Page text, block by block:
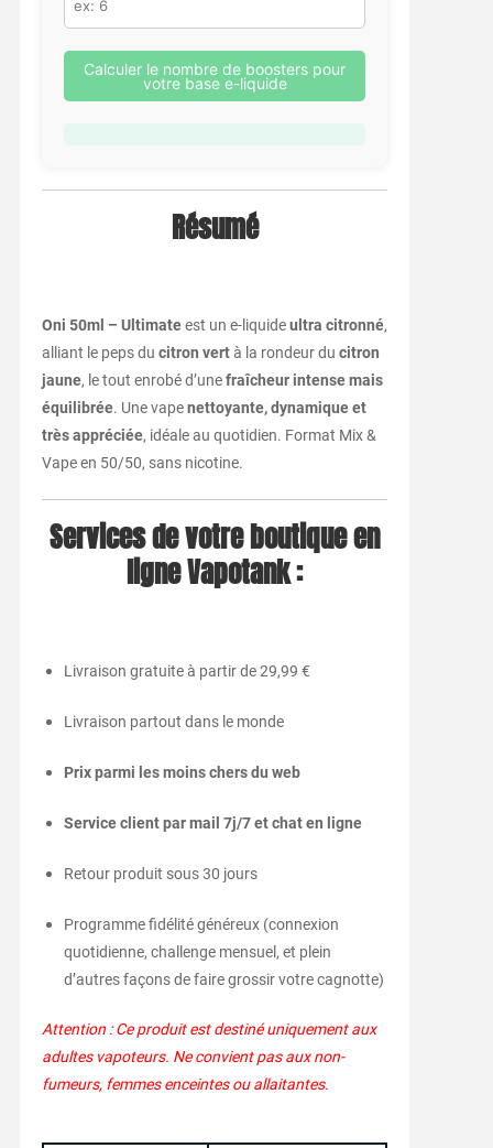
Calculer le nombre de boosters pour
votre base e-liquide
Résumé
Oni 50ml – Ultimateest un e-liquideultra citronné,
alliant le peps du citron vertà la rondeur du citron
jaune, le tout enrobé d’unefraîcheur intense mais
équilibrée. Une vapenettoyante, dynamique et
très appréciée, idéale au quotidien. Format Mix &
Vape en 50/50, sans nicotine.
Services de votre boutique en
ligne Vapotank :
Livraison gratuite à partir de 29,99 €
Livraison partout dans le monde
Prix parmi les moins chers du web
Service client par mail 7j/7 et chat en ligne
Retour produit sous 30 jours
Programme fidélité généreux (connexion
quotidienne, challenge mensuel, et plein
d’autres façons de faire grossir votre cagnotte)
Attention : Ce produit est destiné uniquement aux
adultes vapoteurs. Ne convient pas aux non-
fumeurs, femmes enceintes ou allaitantes.